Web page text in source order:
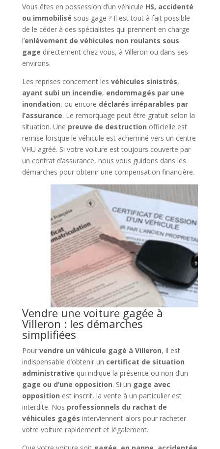
Vous êtes en possession d’un véhicule HS, accidenté
ou immobilisé sous gage ? Il est tout à fait possible
de le céder à des spécialistes qui prennent en charge
l’enlèvement de véhicules non roulants sous
gage directement chez vous, à Villeron ou dans ses
environs.
Les reprises concernent les véhicules sinistrés,
ayant subi un incendie, endommagés par une
inondation, ou encore déclarés irréparables par
l’assurance. Le remorquage peut être gratuit selon la
situation. Une preuve de destruction officielle est
remise lorsque le véhicule est acheminé vers un centre
VHU agréé. Si votre voiture est toujours couverte par
un contrat d’assurance, nous vous guidons dans les
démarches pour obtenir une compensation financière.
Vendre une voiture gagée à
Villeron : les démarches
simplifiées
Pour vendre un véhicule gagé à Villeron, il est
indispensable d’obtenir un certificat de situation
administrative qui indique la présence ou non d’un
gage ou d’une opposition. Si un gage avec
opposition est inscrit, la vente à un particulier est
interdite. Nos professionnels du rachat de
véhicules gagés interviennent alors pour racheter
votre voiture rapidement et légalement.